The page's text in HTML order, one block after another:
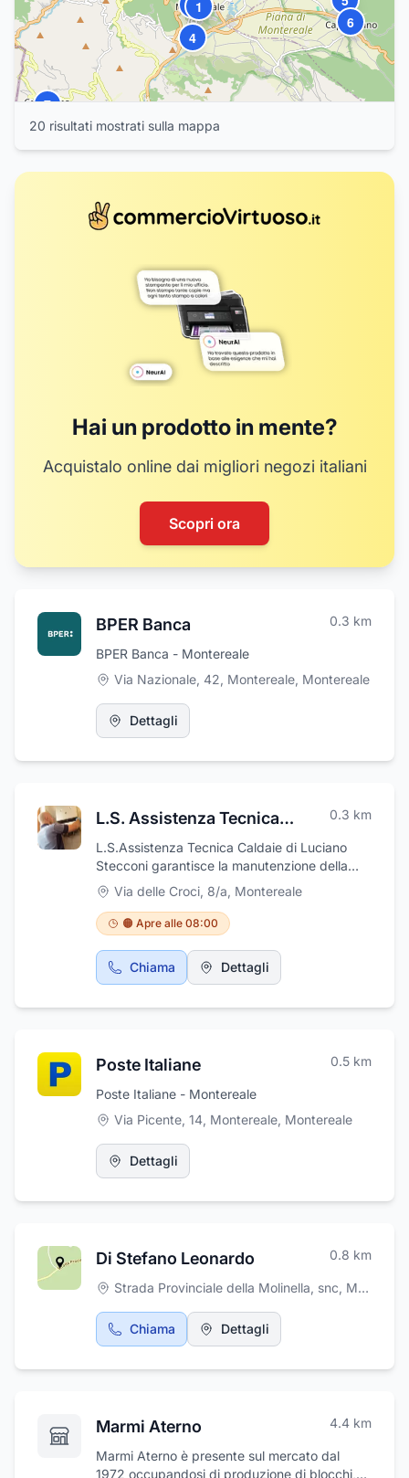
1
2
4
6
7
20 risultati mostrati sulla mappa
Hai un prodotto in mente?
Acquistalo online dai migliori negozi italiani
Scopri ora
BPER Banca 0.3 km
BPER Banca - Montereale
Via Nazionale, 42, Montereale, Montereale
Dettagli
L.S. Assistenza Tecnica Caldaie di Luciano Stecconi 0.3 km
L.S.Assistenza Tecnica Caldaie di Luciano
Stecconi garantisce la manutenzione della
vostra caldaia a gas con interventi rapidi e
risolutivi
Via delle Croci, 8/a, Montereale
🟠 Apre alle 08:00
Chiama Dettagli
Poste Italiane 0.5 km
Poste Italiane - Montereale
Via Picente, 14, Montereale, Montereale
Dettagli
Di Stefano Leonardo 0.8 km
Strada Provinciale della Molinella, snc, Montereale
Chiama Dettagli
Marmi Aterno 4.4 km
Marmi Aterno è presente sul mercato dal
1972 occupandosi di produzione di blocchi,